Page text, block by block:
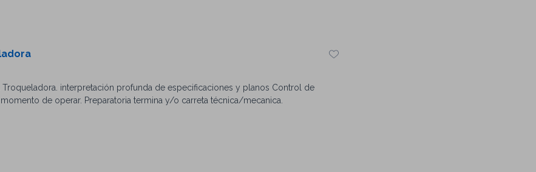
corporativo y participar en juntas globales). Habilidades blandas: Alta
Troqueladora. interpretación profunda de especificaciones y planos Control de
de operar. Preparatoria termina y/o carreta técnica/mecanica.